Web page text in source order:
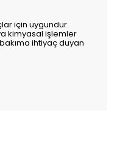
için uygundur.
kimyasal işlemler
ihtiyaç duyan